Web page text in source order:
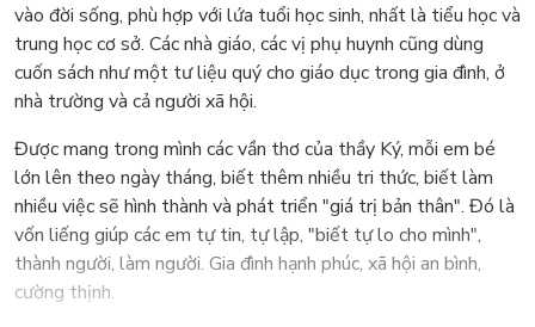
vào đời sống, phù hợp với lứa tuổi học sinh, nhất là tiểu học và
trung học cơ sở. Các nhà giáo, các vị phụ huynh cũng dùng
cuốn sách như một tư liệu quý cho giáo dục trong gia đình, ở
nhà trường và cả người xã hội.
Được mang trong mình các vần thơ của thầy Ký, mỗi em bé
lớn lên theo ngày tháng, biết thêm nhiều tri thức, biết làm
nhiều việc sẽ hình thành và phát triển "giá trị bản thân". Đó là
vốn liếng giúp các em tự tin, tự lập, "biết tự lo cho mình",
thành người, làm người. Gia đình hạnh phúc, xã hội an bình,
cường thịnh.